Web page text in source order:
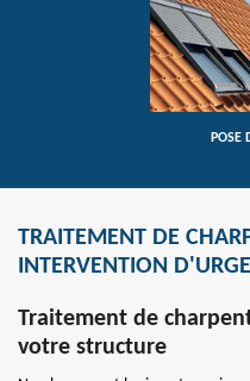
POSE
TRAITEMENT DE
INTERVENTION
Traitement de
votre structure